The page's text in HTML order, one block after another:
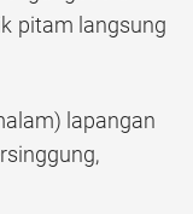
pitam langsung
lapangan